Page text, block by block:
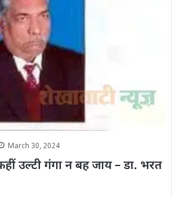
March 30, 2024
उल्टी गंगा न बह जाय – डा. भरत